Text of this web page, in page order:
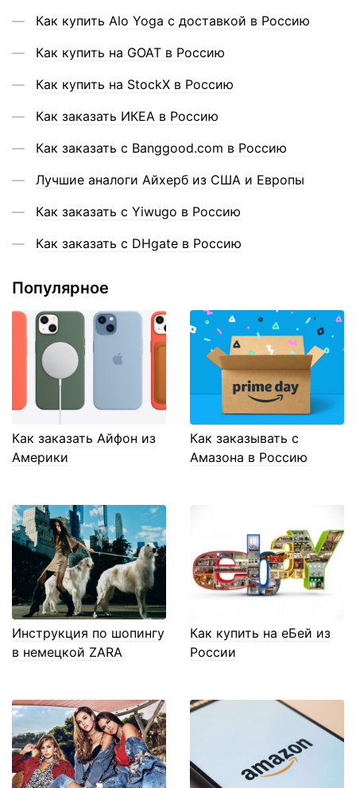
Как купить Alo Yoga с доставкой в Россию
Как купить на GOAT в Россию
Как купить на StockX в Россию
Как заказать ИКЕА в Россию
Как заказать с Banggood.com в Россию
Лучшие аналоги Айхерб из США и Европы
Как заказать с Yiwugo в Россию
Как заказать с DHgate в Россию
Популярное
Как заказать Айфон из
Америки
Как заказывать с
Амазона в Россию
Инструкция по шопингу
в немецкой ZARA
Как купить на еБей из
России